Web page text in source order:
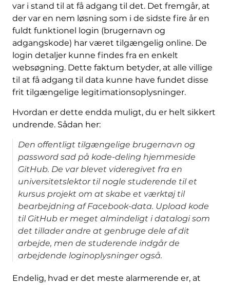
var i stand til at få adgang til det. Det fremgår, at
der var en nem løsning som i de sidste fire år en
fuldt funktionel login (brugernavn og
adgangskode) har været tilgængelig online. De
login detaljer kunne findes fra en enkelt
websøgning. Dette faktum betyder, at alle villige
til at få adgang til data kunne have fundet disse
frit tilgængelige legitimationsoplysninger.
Hvordan er dette endda muligt, du er helt sikkert
undrende. Sådan her:
Den offentligt tilgængelige brugernavn og
password sad på kode-deling hjemmeside
GitHub. De var blevet videregivet fra en
universitetslektor til nogle studerende til et
kursus projekt om at skabe et værktøj til
bearbejdning af Facebook-data. Upload kode
til GitHub er meget almindeligt i datalogi som
det tillader andre at genbruge dele af dit
arbejde, men de studerende indgår de
arbejdende loginoplysninger også.
Endelig, hvad er det meste alarmerende er, at